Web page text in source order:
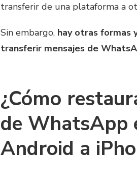
transferir de una plataforma a
Sin embargo, hay otras formas
transferir mensajes de
¿Cómo
de WhatsApp
Android a